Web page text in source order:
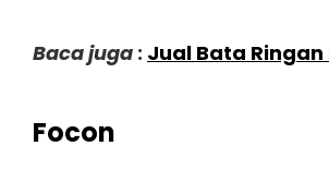
Baca juga : Jual Bata Ringan
Focon